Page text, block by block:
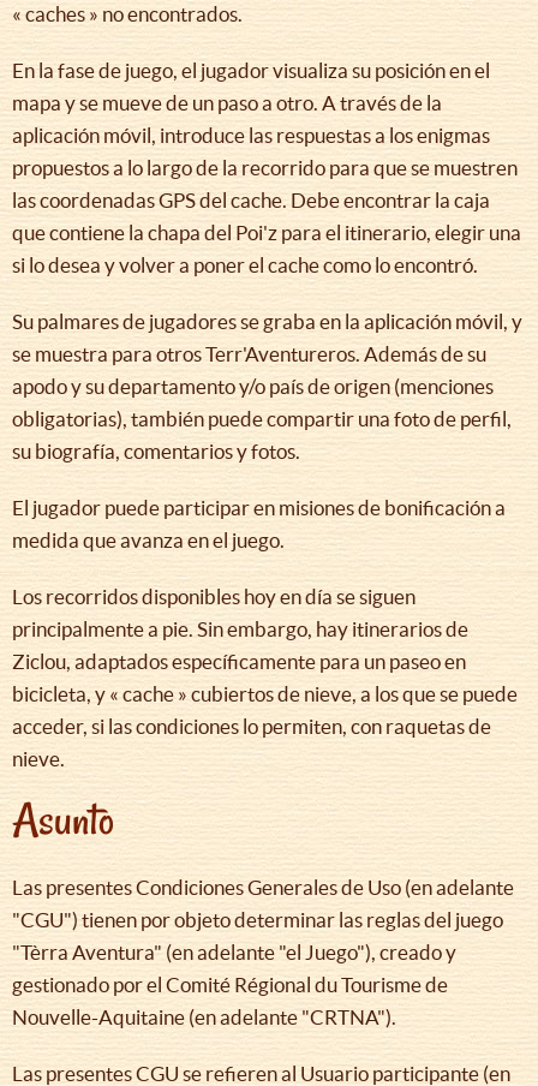
« caches » no encontrados.
En la fase de juego, el jugador visualiza su posición en el
mapa y se mueve de un paso a otro. A través de la
aplicación móvil, introduce las respuestas a los enigmas
propuestos a lo largo de la recorrido para que se muestren
las coordenadas GPS del cache. Debe encontrar la caja
que contiene la chapa del Poi'z para el itinerario, elegir una
si lo desea y volver a poner el cache como lo encontró.
Su palmares de jugadores se graba en la aplicación móvil, y
se muestra para otros Terr'Aventureros. Además de su
apodo y su departamento y/o país de origen (menciones
obligatorias), también puede compartir una foto de perfil,
su biografía, comentarios y fotos.
El jugador puede participar en misiones de bonificación a
medida que avanza en el juego.
Los recorridos disponibles hoy en día se siguen
principalmente a pie. Sin embargo, hay itinerarios de
Ziclou, adaptados específicamente para un paseo en
bicicleta, y « cache » cubiertos de nieve, a los que se puede
acceder, si las condiciones lo permiten, con raquetas de
nieve.
Asunto
Las presentes Condiciones Generales de Uso (en adelante
"CGU") tienen por objeto determinar las reglas del juego
"Tèrra Aventura" (en adelante "el Juego"), creado y
gestionado por el Comité Régional du Tourisme de
Nouvelle-Aquitaine (en adelante "CRTNA").
Las presentes CGU se refieren al Usuario participante (en